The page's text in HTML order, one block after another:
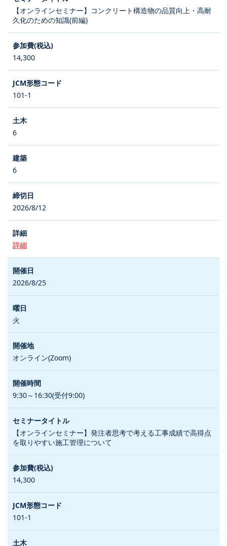
【オンラインセミナー】コンクリート構造物の品質向上・高耐
久化のための知識(前編)
14,300
101-1
6
6
2026/8/12
詳細
2026/8/25
火
オンライン(Zoom)
9:30～16:30(受付9:00)
【オンラインセミナー】発注者思考で考える工事成績で高得点
を取りやすい施工管理について
14,300
101-1